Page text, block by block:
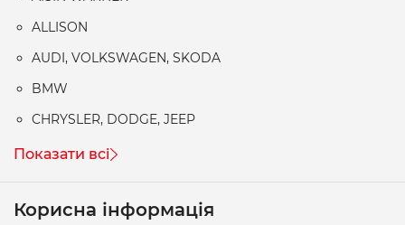
ALLISON
AUDI, VOLKSWAGEN, SKODA
BMW
CHRYSLER, DODGE, JEEP
Показати всі
Корисна інформація